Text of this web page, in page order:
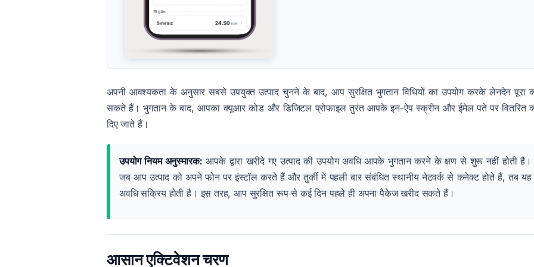
अपनी आवश्यकता के अनुसार सबसे उपयुक्त उत्पाद चुनने के बाद, आप सुरक्षित भुगतान विधियों का उपयोग करके लेनदेन पूरा
सकते हैं। भुगतान के बाद, आपका क्यूआर कोड और डिजिटल प्रोफाइल तुरंत आपके इन-ऐप स्क्रीन और ईमेल पते पर वितरित
दिए जाते हैं।
उपयोग नियम अनुस्मारक: आपके द्वारा खरीदे गए उत्पाद की उपयोग अवधि आपके भुगतान करने के क्षण से शुरू नहीं होती है।
जब आप उत्पाद को अपने फोन पर इंस्टॉल करते हैं और तुर्की में पहली बार संबंधित स्थानीय नेटवर्क से कनेक्ट होते हैं, तब यह
अवधि सक्रिय होती है। इस तरह, आप सुरक्षित रूप से कई दिन पहले ही अपना पैकेज खरीद सकते हैं।
आसान एक्टिवेशन चरण